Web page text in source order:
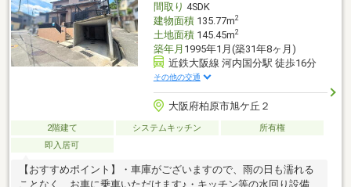
間取り 4SDK
建物面積135.77m2
土地面積145.45m2
築年月 1995年1月(築31年8ヶ月)
近鉄大阪線 河内国分駅 徒歩16分
その他の交通
大阪府柏原市旭ケ丘２
2階建て システムキッチン
所有権
即入居可
【おすすめポイント】・車庫がございますので、雨の日も濡れる
ことなく、お車に乗車いただけます♪・キッチン等の水回り設備全